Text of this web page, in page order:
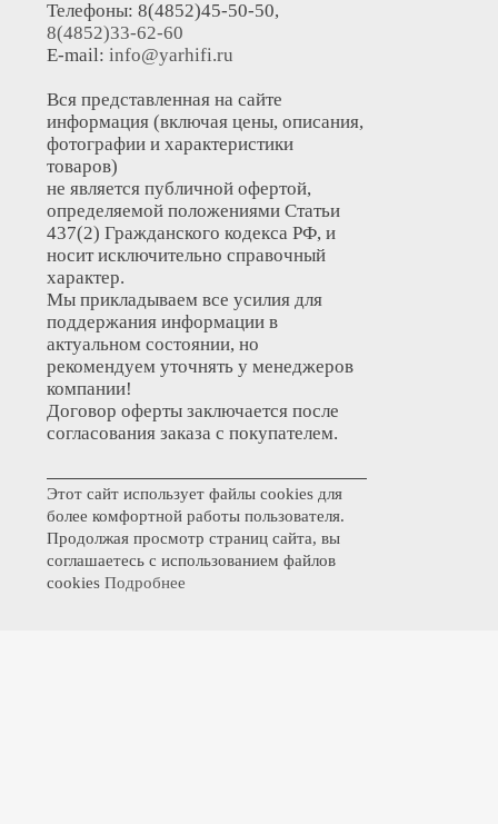
Телефоны: 8(4852)45-50-50,
8(4852)33-62-60
E-mail: info@yarhifi.ru
Вся представленная на сайте
информация (включая цены, описания,
фотографии и характеристики
товаров)
не является публичной офертой,
определяемой положениями Статьи
437(2) Гражданского кодекса РФ, и
носит исключительно справочный
характер.
Мы прикладываем все усилия для
поддержания информации в
актуальном состоянии, но
рекомендуем уточнять у менеджеров
компании!
Договор оферты заключается после
согласования заказа с покупателем.
Этот сайт использует файлы cookies для
более комфортной работы пользователя.
Продолжая просмотр страниц сайта, вы
соглашаетесь с использованием файлов
cookies Подробнее